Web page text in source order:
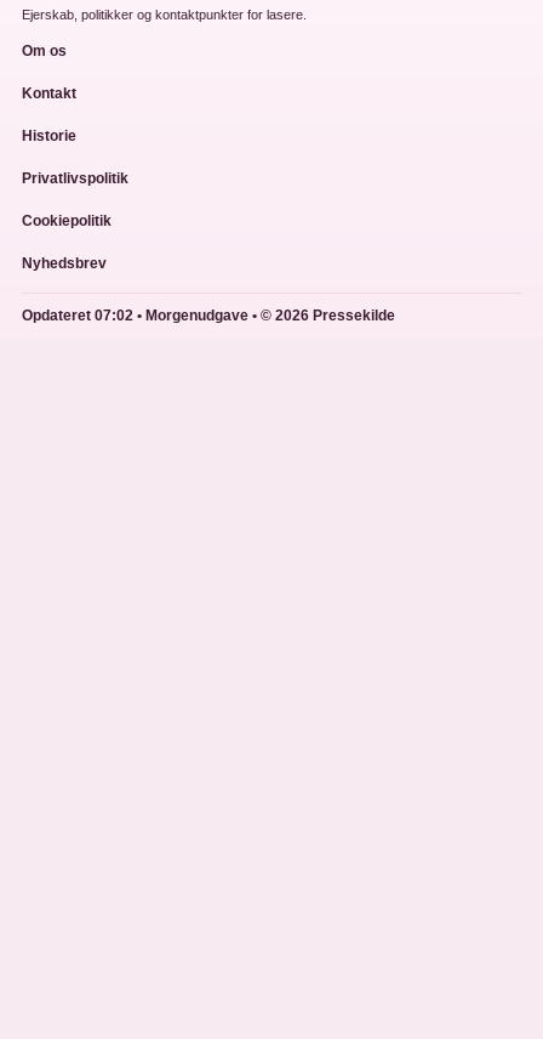
Ejerskab, politikker og kontaktpunkter for lasere.
Om os
Kontakt
Historie
Privatlivspolitik
Cookiepolitik
Nyhedsbrev
Opdateret 07:02 • Morgenudgave • © 2026 Pressekilde